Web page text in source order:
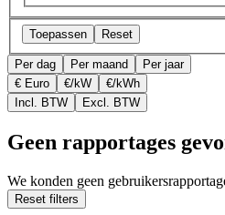
Toepassen Reset
Per dag Per maand
Per jaar
€ Euro
€/kW
€/kWh
Incl. BTW
Excl. BTW
Geen rapportages
We konden geen
Reset filters